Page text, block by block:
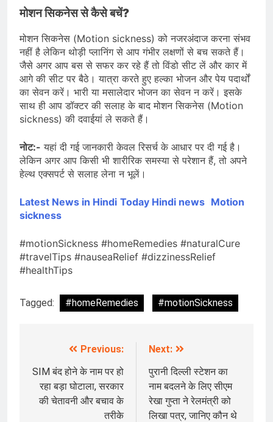
मोशन सिकनेस से कैसे बचें?
मोशन सिकनेस (Motion sickness) को नजरअंदाज करना संभव
नहीं है लेकिन थोड़ी प्लानिंग से आप गंभीर लक्षणों से बच सकते हैं।
जैसे अगर आप बस से सफर कर रहे हैं तो विंडो सीट लें और कार में
आगे की सीट पर बैठे। यात्रा करते हुए हल्का भोजन और पेय पदार्थों
का सेवन करें। भारी या मसालेदार भोजन का सेवन न करें। इसके
साथ ही आप डॉक्टर की सलाह के बाद मोशन सिकनेस (Motion
sickness) की दवाईयां ले सकते हैं।
नोट:- यहां दी गई जानकारी केवल रिसर्च के आधार पर दी गई है।
लेकिन अगर आप किसी भी शारीरिक समस्या से परेशान हैं, तो अपने
हेल्थ एक्सपर्ट से सलाह लेना न भूलें।
Latest News in Hindi Today Hindi news Motion
sickness
#motionSickness #homeRemedies #naturalCure
#travelTips #nauseaRelief #dizzinessRelief
#healthTips
Tagged: #homeRemedies #motionSickness
navigation
Previous:
SIM बंद होने के नाम पर हो
रहा बड़ा घोटाला, सरकार
की चेतावनी और बचाव के
तरीके
Next:
पुरानी दिल्ली स्टेशन का
नाम बदलने के लिए सीएम
रेखा गुप्ता ने रेलमंत्री को
लिखा पत्र, जानिए कौन थे